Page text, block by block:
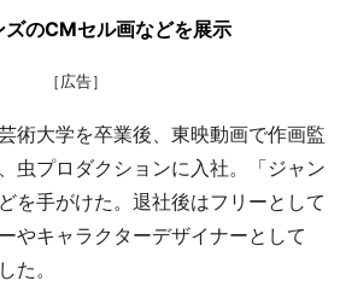
のCMセル画などを展示
［広告］
術大学を卒業後、東映動画で作画監
虫プロダクションに入社。「ジャン
を手がけた。退社後はフリーとして
やキャラクターデザイナーとして
た。